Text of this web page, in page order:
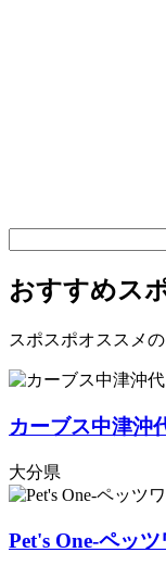
おすすめス
スポスポオススメ
カーブス中津沖
大分県
Pet's One-ペッ